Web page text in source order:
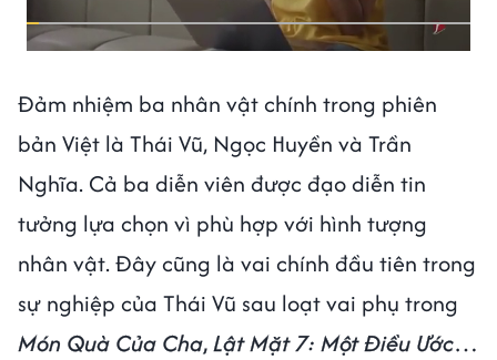
Đảm nhiệm ba nhân vật chính trong phiên
bản Việt là Thái Vũ, Ngọc Huyền và Trần
Nghĩa. Cả ba diễn viên được đạo diễn tin
tưởng lựa chọn vì phù hợp với hình tượng
nhân vật. Đây cũng là vai chính đầu tiên trong
sự nghiệp của Thái Vũ sau loạt vai phụ trong
Món Quà Của Cha,Lật Mặt 7: Một Điều Ước…